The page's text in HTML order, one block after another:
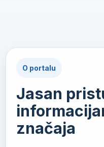
O portalu
Jasan
značaja